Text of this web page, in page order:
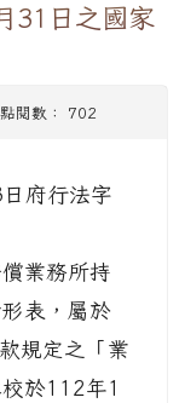
31日之國家
閱數： 702
府行法字
業務所持
表，屬於
規定之「業
於112年1